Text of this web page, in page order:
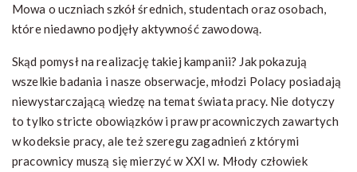
Mowa o uczniach szkół średnich, studentach oraz osobach,
które niedawno podjęły aktywność zawodową.
Skąd pomysł na realizację takiej kampanii? Jak pokazują
wszelkie badania i nasze obserwacje, młodzi Polacy posiadają
niewystarczającą wiedzę na temat świata pracy. Nie dotyczy
to tylko stricte obowiązków i praw pracowniczych zawartych
w kodeksie pracy, ale też szeregu zagadnień z którymi
pracownicy muszą się mierzyć w XXI w. Młody człowiek